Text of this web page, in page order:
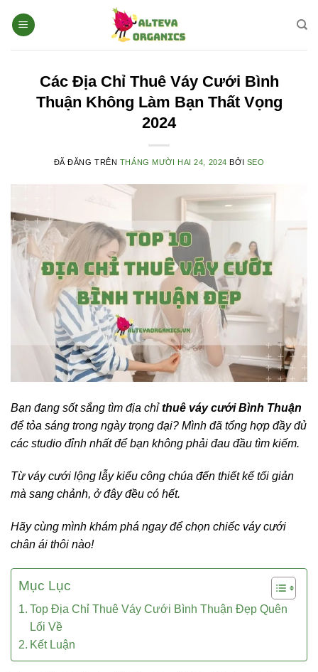
đến
Các Địa Chỉ Thuê Váy Cưới Bình
Thuận Không Làm Bạn Thất Vọng
2024
ĐÃ ĐĂNG TRÊN THÁNG MƯỜI HAI 24, 2024 BỞI SEO
Bạn đang sốt sắng tìm địa chỉ thuê váy cưới Bình Thuận
để tỏa sáng trong ngày trọng đại? Mình đã tổng hợp đầy đủ
các studio đỉnh nhất để bạn không phải đau đầu tìm kiếm.
Từ váy cưới lộng lẫy kiểu công chúa đến thiết kế tối giản
mà sang chảnh, ở đây đều có hết.
Hãy cùng mình khám phá ngay để chọn chiếc váy cưới
chân ái thôi nào!
Mục Lục
Top Địa Chỉ Thuê Váy Cưới Bình Thuận Đẹp Quên
Lối Về
Kết Luận